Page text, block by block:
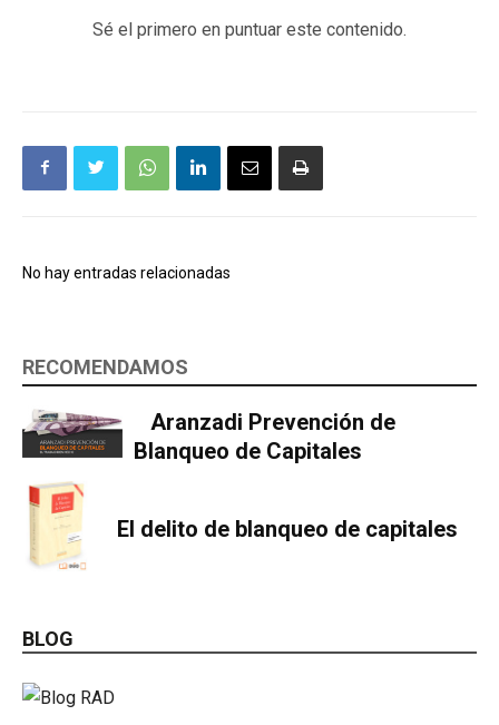
Sé el primero en puntuar este contenido.
No hay entradas relacionadas
RECOMENDAMOS
Aranzadi Prevención de
Blanqueo de Capitales
El delito de blanqueo de capitales
BLOG